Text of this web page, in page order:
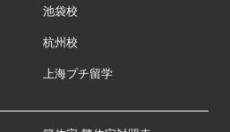
池袋校
杭州校
上海プチ留学